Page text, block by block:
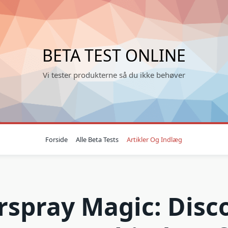
BETA TEST ONLINE
Vi tester produkterne så du ikke behøver
Forside Alle Beta Tests Artikler Og Indlæg
Magic: